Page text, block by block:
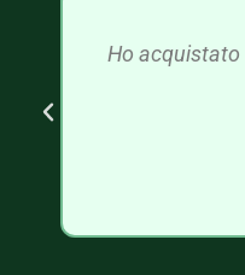
Ho acquistato